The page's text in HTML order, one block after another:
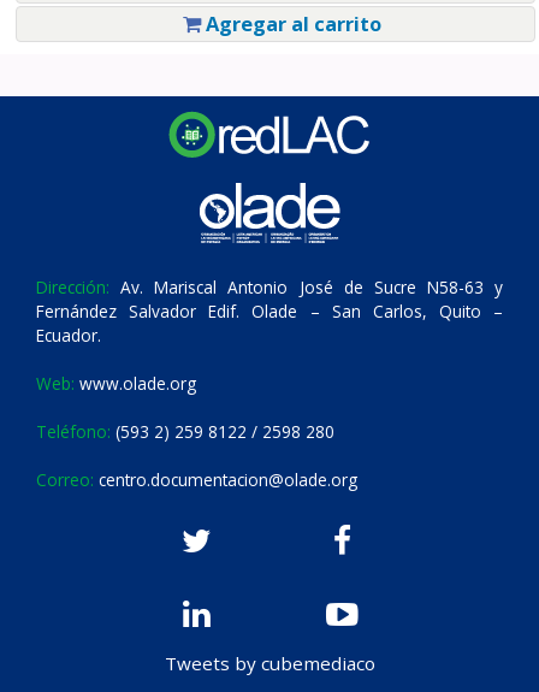
Agregar al carrito
Dirección: Av. Mariscal Antonio José de Sucre N58-63 y
Fernández Salvador Edif. Olade – San Carlos, Quito –
Ecuador.
Web: www.olade.org
Teléfono: (593 2) 259 8122 / 2598 280
Correo: centro.documentacion@olade.org
Tweets by cubemediaco